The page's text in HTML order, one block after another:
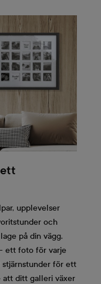
upplevelser
och
på din vägg.
ett foto för varje
stjärnstunder för ett
att ditt galleri växer